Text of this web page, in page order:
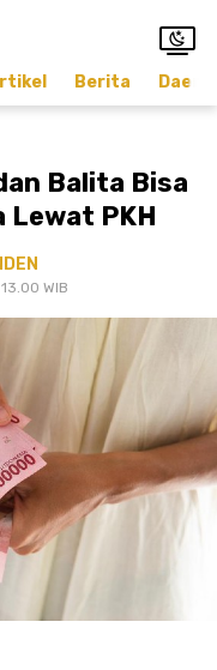
Berita
Balita Bisa
Lewat PKH
WIB